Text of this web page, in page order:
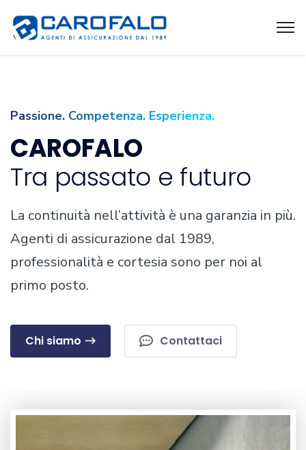
Passione. Competenza. Esperienza.
CAROFALO
Tra passato e futuro
La continuità nell’attività è una garanzia in più.
Agenti di assicurazione dal 1989,
professionalità e cortesia sono per noi al
primo posto.
Chi siamo Contattaci